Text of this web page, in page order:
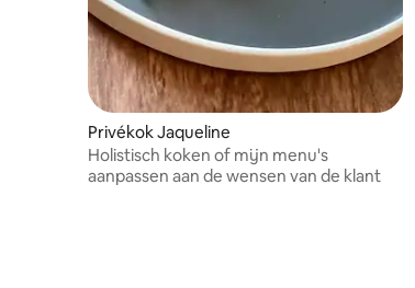
Privékok Jaqueline
Holistisch koken of mijn menu's
aanpassen aan de wensen van de klant